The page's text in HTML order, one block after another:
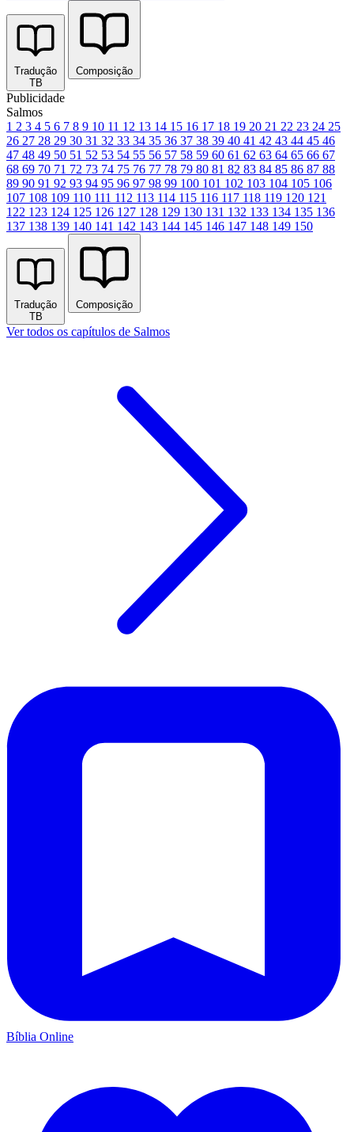
Tradução
TB
Composição
Publicidade
Salmos
1 2 3 4 5 6 7 8 9 10 11 12 13 14 15 16 17 18 19 20 21 22 23 24 25
26 27 28 29 30 31 32 33 34 35 36 37 38 39 40 41 42 43 44 45 46
47 48 49 50 51 52 53 54 55 56 57 58 59 60 61 62 63 64 65 66 67
68 69 70 71 72 73 74 75 76 77 78 79 80 81 82 83 84 85 86 87 88
89 90 91 92 93 94 95 96 97 98 99 100 101 102 103 104 105 106
107 108 109 110 111 112 113 114 115 116 117 118 119 120 121
122 123 124 125 126 127 128 129 130 131 132 133 134 135 136
137 138 139 140 141 142 143 144 145 146 147 148 149 150
Tradução
TB
Composição
Ver todos os capítulos de Salmos
Bíblia Online